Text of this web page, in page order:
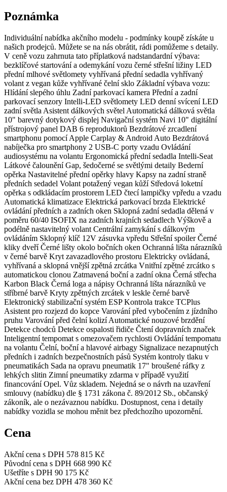
Poznámka
Individuální nabídka akčního modelu - podmínky koupě získáte u
našich prodejců. Můžete se na nás obrátit, rádi pomůžeme s detaily.
V ceně vozu zahrnuta tato příplatková nadstandardní výbava:
bezklíčové startování a odemykání vozu černé střešní ližiny LED
přední mlhové světlomety vyhřívaná přední sedadla vyhřívaný
volant z vegan kůže vyhřívané čelní sklo Základní výbava vozu:
Hlídání slepého úhlu Zadní parkovací kamera Přední a zadní
parkovací senzory Intelli-LED světlomety LED denní svícení LED
zadní světla Asistent dálkových světel Automatická dálková světla
10" barevný dotykový displej Navigační systém Navi 10" digitální
přístrojový panel DAB 6 reproduktorů Bezdrátové zrcadlení
smartphonu pomocí Apple Carplay & Android Auto Bezdrátová
nabíječka pro smartphony 2 USB-C porty vzadu Ovládání
audiosystému na volantu Ergonomická přední sedadla Intelli-Seat
Látkové čalounění Gap, šedočerné se světlými detaily Bederní
opěrka Nastavitelné přední opěrky hlavy Kapsy na zadní straně
předních sedadel Volant potažený vegan kůží Středová loketní
opěrka s odkládacím prostorem LED čtecí lampičky vpředu a vzadu
Automatická klimatizace Elektrická parkovací brzda Elektrické
ovládání předních a zadních oken Sklopná zadní sedadla dělená v
poměru 60/40 ISOFIX na zadních krajních sedadlech Výškově a
podélně nastavitelný volant Centrální zamykání s dálkovým
ovládáním Sklopný klíč 12V zásuvka vpředu Střešní spoiler Černé
kliky dveří Černé lišty okolo bočních oken Ochranná lišta nárazníků
v černé barvě Kryt zavazadlového prostoru Elektricky ovládaná,
vyhřívaná a sklopná vnější zpětná zrcátka Vnitřní zpětné zrcátko s
automatickou clonou Zatmavená boční a zadní okna Černá střecha
Karbon Black Černá loga a nápisy Ochranná lišta nárazníků ve
stříbrné barvě Kryty zpětných zrcátek v leskle černé barvě
Elektronický stabilizační systém ESP Kontrola trakce TCPlus
Asistent pro rozjezd do kopce Varování před vybočením z jízdního
pruhu Varování před čelní kolizí Automatické nouzové brzdění
Detekce chodců Detekce ospalosti řidiče Čtení dopravních značek
Inteligentní tempomat s omezovačem rychlosti Ovládání tempomatu
na volantu Čelní, boční a hlavové airbagy Signalizace nezapnutých
předních i zadních bezpečnostních pásů Systém kontroly tlaku v
pneumatikách Sada na opravu pneumatik 17" broušené ráfky z
lehkých slitin Zimní pneumatiky zdarma v případě využití
financování Opel. Vůz skladem. Nejedná se o návrh na uzavření
smlouvy (nabídku) dle § 1731 zákona č. 89/2012 Sb., občanský
zákoník, ale o nezávaznou nabídku. Dostupnost, cena i detaily
nabídky vozidla se mohou měnit bez předchozího upozornění.
Cena
Akční cena s DPH 578 815 Kč
Původní cena s DPH 668 990 Kč
Ušetříte s DPH 90 175 Kč
Akční cena bez DPH 478 360 Kč